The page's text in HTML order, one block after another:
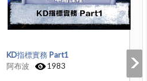
KD指標實務 Part1
阿布波
1983